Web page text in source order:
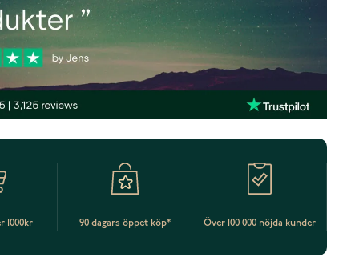
1000kr 90 dagars öppet köp* Över 100 000 nöjda kunder